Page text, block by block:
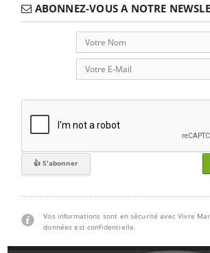
ABONNEZ-VOUS A NOTRE
Vos informations sont en sécurité avec Vivre
données est confidentielle.